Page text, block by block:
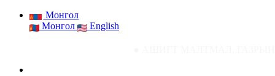
Монгол
Монгол
English